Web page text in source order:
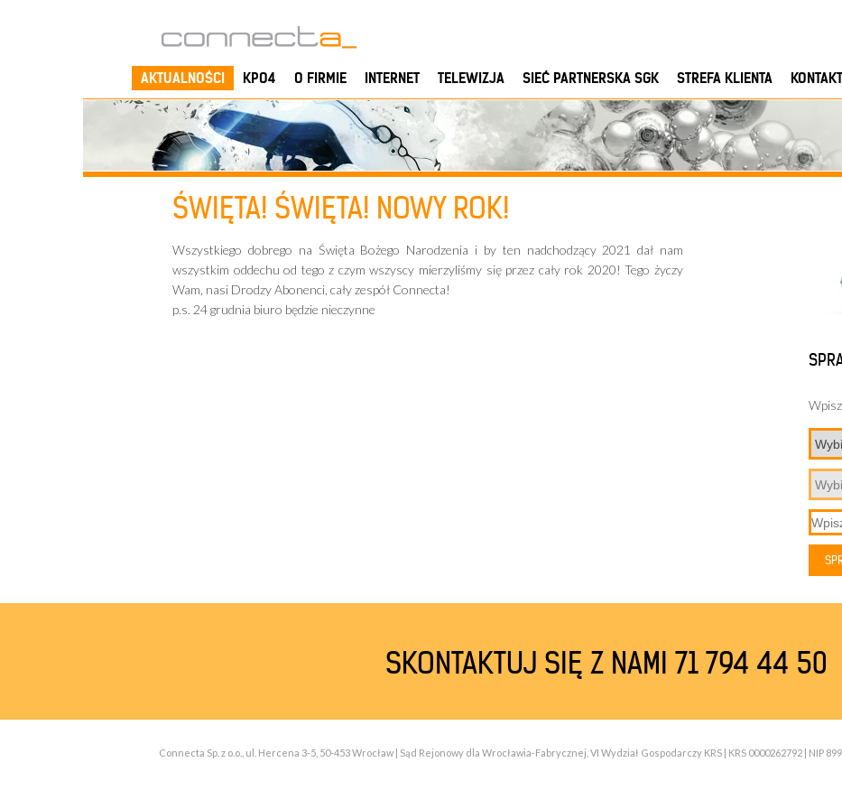
AKTUALNOŚCI KPO4 O FIRMIE INTERNET TELEWIZJA SIEĆ PARTNERSKA SGK STREFA KLIENTA KONTAKT
ŚWIĘTA! ŚWIĘTA! NOWY ROK!
Wszystkiego dobrego na Święta Bożego Narodzenia i by ten nadchodzący 2021 dał nam
wszystkim oddechu od tego z czym wszyscy mierzyliśmy się przez cały rok 2020! Tego życzy
Wam, nasi Drodzy Abonenci, cały zespół Connecta!
p.s. 24 grudnia biuro będzie nieczynne
SKONTAKTUJ SIĘ Z NAMI 71 794 44 50
Connecta Sp. z o.o., ul. Hercena 3-5, 50-453 Wrocław | Sąd Rejonowy dla Wrocławia-Fabrycznej, VI Wydział Gospodarczy KRS | KRS 0000262792 | NIP